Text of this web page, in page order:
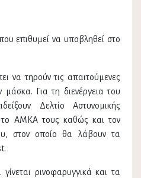
επιθυμεί να υποβληθεί στο
να τηρούν τις απαιτούμενες
Για τη διενέργεια του
Δελτίο Αστυνομικής
το ΑΜΚΑ τους καθώς και τον
στον οποίο θα λάβουν τα
ρινοφαρυγγικά και τα